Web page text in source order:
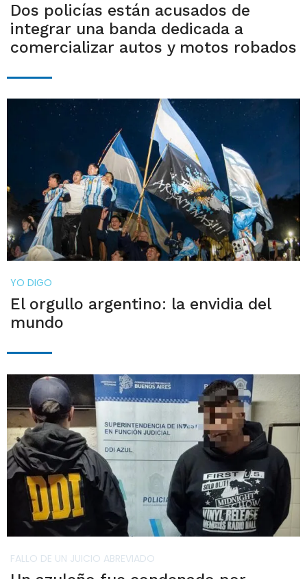
Dos policías están acusados de
integrar una banda dedicada a
comercializar autos y motos robados
YO DIGO
El orgullo argentino: la envidia del
mundo
FALLO DE UN JUICIO ABREVIADO